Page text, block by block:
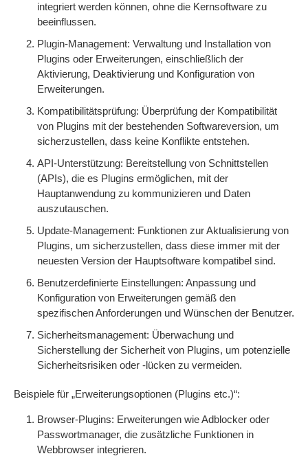
integriert werden können, ohne die Kernsoftware zu
beeinflussen.
Plugin-Management: Verwaltung und Installation von
Plugins oder Erweiterungen, einschließlich der
Aktivierung, Deaktivierung und Konfiguration von
Erweiterungen.
Kompatibilitätsprüfung: Überprüfung der Kompatibilität
von Plugins mit der bestehenden Softwareversion, um
sicherzustellen, dass keine Konflikte entstehen.
API-Unterstützung: Bereitstellung von Schnittstellen
(APIs), die es Plugins ermöglichen, mit der
Hauptanwendung zu kommunizieren und Daten
auszutauschen.
Update-Management: Funktionen zur Aktualisierung von
Plugins, um sicherzustellen, dass diese immer mit der
neuesten Version der Hauptsoftware kompatibel sind.
Benutzerdefinierte Einstellungen: Anpassung und
Konfiguration von Erweiterungen gemäß den
spezifischen Anforderungen und Wünschen der Benutzer.
Sicherheitsmanagement: Überwachung und
Sicherstellung der Sicherheit von Plugins, um potenzielle
Sicherheitsrisiken oder -lücken zu vermeiden.
Beispiele für „Erweiterungsoptionen (Plugins etc.)“:
Browser-Plugins: Erweiterungen wie Adblocker oder
Passwortmanager, die zusätzliche Funktionen in
Webbrowser integrieren.